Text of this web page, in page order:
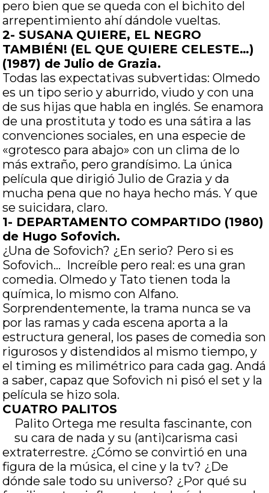
pero bien que se queda con el bichito del
arrepentimiento ahí dándole vueltas.
2- SUSANA QUIERE, EL NEGRO
TAMBIÉN! (EL QUE QUIERE CELESTE…)
(1987) de Julio de Grazia.
Todas las expectativas subvertidas: Olmedo
es un tipo serio y aburrido, viudo y con una
de sus hijas que habla en inglés. Se enamora
de una prostituta y todo es una sátira a las
convenciones sociales, en una especie de
«grotesco para abajo» con un clima de lo
más extraño, pero grandísimo. La única
película que dirigió Julio de Grazia y da
mucha pena que no haya hecho más. Y que
se suicidara, claro.
1- DEPARTAMENTO COMPARTIDO (1980)
de Hugo Sofovich.
¿Una de Sofovich? ¿En serio? Pero si es
Sofovich… Increíble pero real: es una gran
comedia. Olmedo y Tato tienen toda la
química, lo mismo con Alfano.
Sorprendentemente, la trama nunca se va
por las ramas y cada escena aporta a la
estructura general, los pases de comedia son
rigurosos y distendidos al mismo tiempo, y
el timing es milimétrico para cada gag. Andá
a saber, capaz que Sofovich ni pisó el set y la
película se hizo sola.
CUATRO PALITOS
Palito Ortega me resulta fascinante, con
su cara de nada y su (anti)carisma casi
extraterrestre. ¿Cómo se convirtió en una
figura de la música, el cine y la tv? ¿De
dónde sale todo su universo? ¿Por qué su